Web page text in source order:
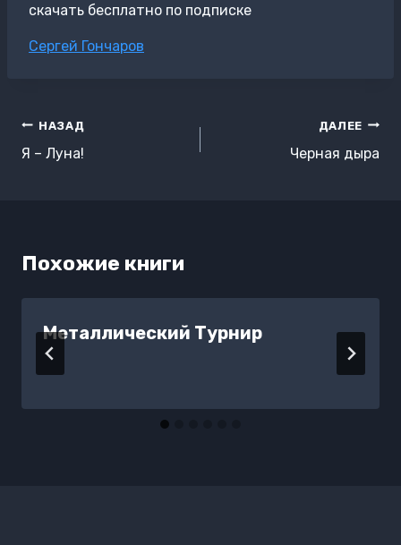
скачать бесплатно по подписке
Метки
Сергей Гончаров
Навигация
по
НАЗАД
Я – Луна!
ДАЛЕЕ
Черная дыра
Похожие книги
Металлический Турнир